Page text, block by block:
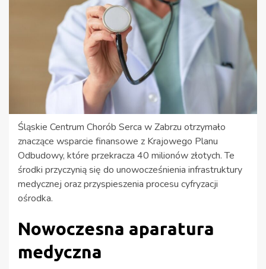
Śląskie Centrum Chorób Serca w Zabrzu otrzymało
znaczące wsparcie finansowe z Krajowego Planu
Odbudowy, które przekracza 40 milionów złotych. Te
środki przyczynią się do unowocześnienia infrastruktury
medycznej oraz przyspieszenia procesu cyfryzacji
ośrodka.
Nowoczesna aparatura
medyczna